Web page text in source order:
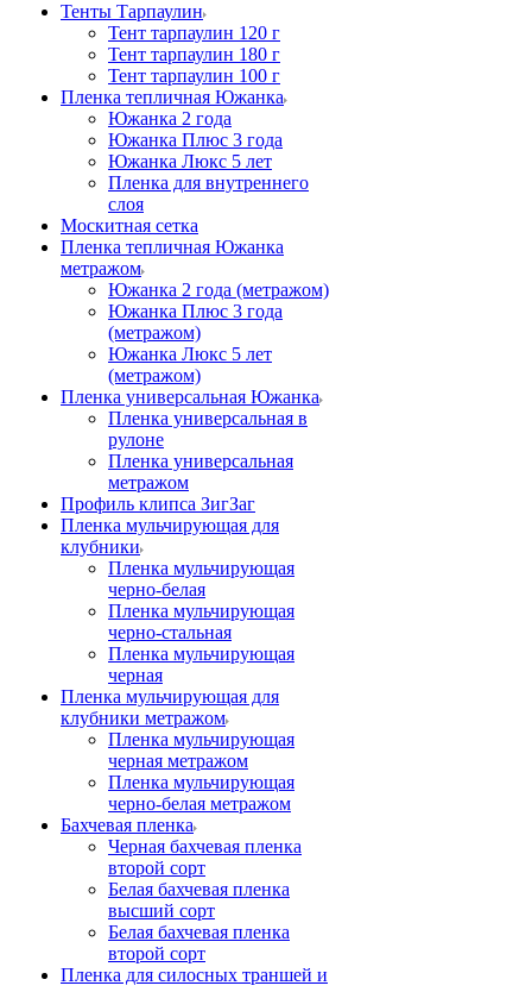
Тенты Тарпаулин
Тент тарпаулин 120 г
Тент тарпаулин 180 г
Тент тарпаулин 100 г
Пленка тепличная Южанка
Южанка 2 года
Южанка Плюс 3 года
Южанка Люкс 5 лет
Пленка для внутреннего
слоя
Москитная сетка
Пленка тепличная Южанка
метражом
Южанка 2 года (метражом)
Южанка Плюс 3 года
(метражом)
Южанка Люкс 5 лет
(метражом)
Пленка универсальная Южанка
Пленка универсальная в
рулоне
Пленка универсальная
метражом
Профиль клипса ЗигЗаг
Пленка мульчирующая для
клубники
Пленка мульчирующая
черно-белая
Пленка мульчирующая
черно-стальная
Пленка мульчирующая
черная
Пленка мульчирующая для
клубники метражом
Пленка мульчирующая
черная метражом
Пленка мульчирующая
черно-белая метражом
Бахчевая пленка
Черная бахчевая пленка
второй сорт
Белая бахчевая пленка
высший сорт
Белая бахчевая пленка
второй сорт
Пленка для силосных траншей и